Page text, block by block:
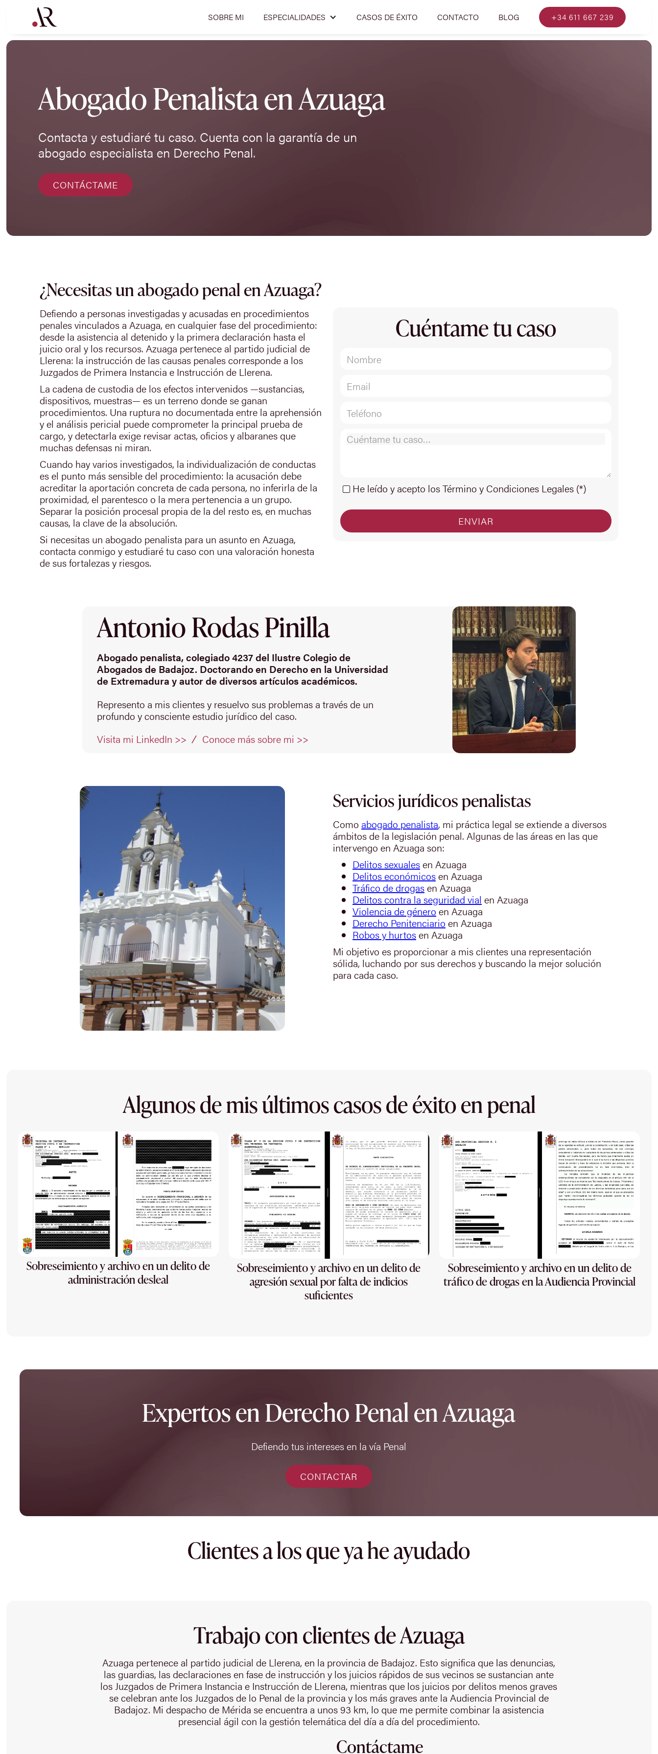
SOBRE MI ESPECIALIDADES CASOS DE ÉXITO CONTACTO BLOG +34 611 667 239
Abogado Penalista en Azuaga
Contacta y estudiaré tu caso. Cuenta con la garantía de un
abogado especialista en Derecho Penal.
CONTÁCTAME
¿Necesitas un abogado penal en Azuaga?
Defiendo a personas investigadas y acusadas en procedimientos
penales vinculados a Azuaga, en cualquier fase del procedimiento:
desde la asistencia al detenido y la primera declaración hasta el
juicio oral y los recursos. Azuaga pertenece al partido judicial de
Llerena: la instrucción de las causas penales corresponde a los
Juzgados de Primera Instancia e Instrucción de Llerena.
La cadena de custodia de los efectos intervenidos —sustancias,
dispositivos, muestras— es un terreno donde se ganan
procedimientos. Una ruptura no documentada entre la aprehensión
y el análisis pericial puede comprometer la principal prueba de
cargo, y detectarla exige revisar actas, oficios y albaranes que
muchas defensas ni miran.
Cuando hay varios investigados, la individualización de conductas
es el punto más sensible del procedimiento: la acusación debe
acreditar la aportación concreta de cada persona, no inferirla de la
proximidad, el parentesco o la mera pertenencia a un grupo.
Separar la posición procesal propia de la del resto es, en muchas
causas, la clave de la absolución.
Si necesitas un abogado penalista para un asunto en Azuaga,
contacta conmigo y estudiaré tu caso con una valoración honesta
de sus fortalezas y riesgos.
Cuéntame tu caso
He leído y acepto los Término y Condiciones Legales (*)
Antonio Rodas Pinilla
Abogado penalista, colegiado 4237 del Ilustre Colegio de
Abogados de Badajoz. Doctorando en Derecho en la Universidad
de Extremadura y autor de diversos artículos académicos.
Represento a mis clientes y resuelvo sus problemas a través de un
profundo y consciente estudio jurídico del caso.
Visita mi LinkedIn >>
Conoce más sobre mi >>
Servicios jurídicos penalistas
Como abogado penalista, mi práctica legal se extiende a diversos
ámbitos de la legislación penal. Algunas de las áreas en las que
intervengo en Azuaga son:
Delitos sexualesen Azuaga
Delitos económicosen Azuaga
Tráfico de drogasen Azuaga
Delitos contra la seguridad vial en Azuaga
Violencia de género en Azuaga
Derecho Penitenciario en Azuaga
Robos y hurtosen Azuaga
Mi objetivo es proporcionar a mis clientes una representación
sólida, luchando por sus derechos y buscando la mejor solución
para cada caso.
Algunos de mis últimos casos de éxito en penal
Sobreseimiento y archivo en un delito de
administración desleal
Sobreseimiento y archivo en un delito de
agresión sexual por falta de indicios
suficientes
Sobreseimiento y archivo en un delito de
tráfico de drogas en la Audiencia Provincial
Expertos en Derecho Penal en Azuaga
Defiendo tus intereses en la vía Penal
CONTACTAR
Clientes a los que ya he ayudado
Trabajo con clientes de Azuaga
Azuaga pertenece al partido judicial de Llerena, en la provincia de Badajoz. Esto significa que las denuncias,
las guardias, las declaraciones en fase de instrucción y los juicios rápidos de sus vecinos se sustancian ante
los Juzgados de Primera Instancia e Instrucción de Llerena, mientras que los juicios por delitos menos graves
se celebran ante los Juzgados de lo Penal de la provincia y los más graves ante la Audiencia Provincial de
Badajoz. Mi despacho de Mérida se encuentra a unos 93 km, lo que me permite combinar la asistencia
presencial ágil con la gestión telemática del día a día del procedimiento.
Contáctame